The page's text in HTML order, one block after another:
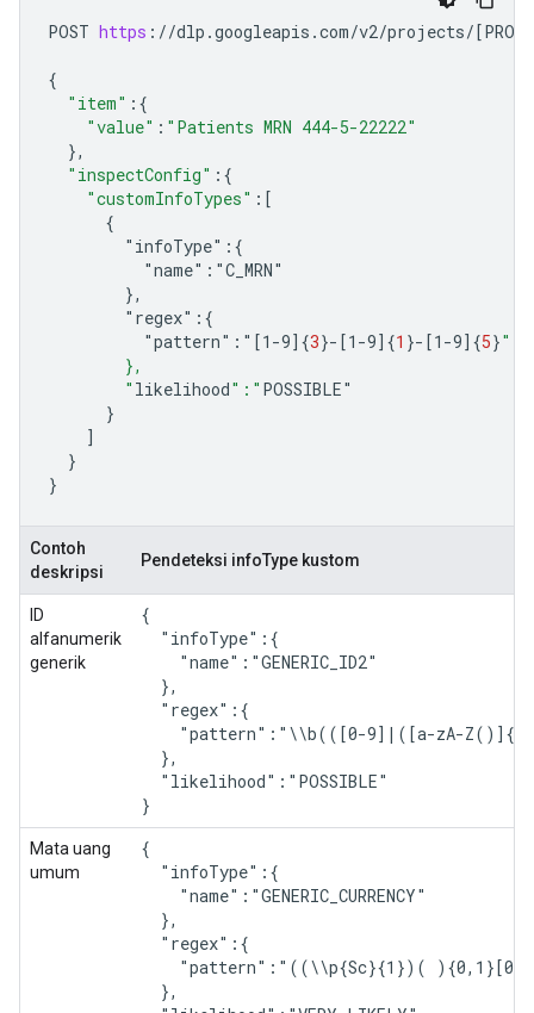
POST https : //dlp .googleapis .com/v2/projects/[
{
"item" :{
"value" : "Patients MRN 444-5-22222"
},
"inspectConfig" :{
"customInfoTypes" : [
      {
        "infoType":{
          "name":"C_MRN"
        },
        "regex":{
          "pattern":"[1-9
] {3}-[1-9] {1 }-[1-9] {5}"
        },
        "
likelihood":" POSSIBLE"
}
]
}
}
Contoh
deskripsi
Pendeteksi infoType kustom
ID
alfanumerik
generik
{
  "infoType":{
    "name":"GENERIC_ID2"
  },
  "regex":{
"pattern":"\\b(([0-9]|([a-zA-
  },
  "likelihood":"POSSIBLE"
}
Mata uang
umum
{
  "infoType":{
    "name":"GENERIC_CURRENCY"
  },
  "regex":{
"pattern":"((\\p{Sc}{1})( ){0,1}[0-
  },